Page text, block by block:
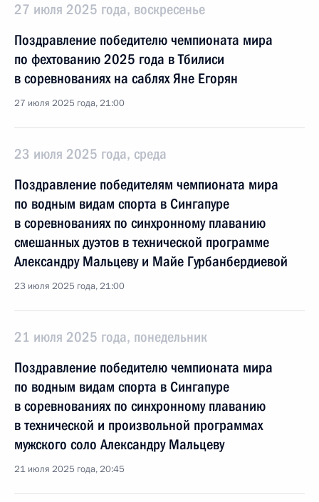
27 июля 2025 года, воскресенье
Поздравление победителю чемпионата мира
по фехтованию 2025 года в Тбилиси
в соревнованиях на саблях Яне Егорян
27 июля 2025 года, 21:00
23 июля 2025 года, среда
Поздравление победителям чемпионата мира
по водным видам спорта в Сингапуре
в соревнованиях по синхронному плаванию
смешанных дуэтов в технической программе
Александру Мальцеву и Майе Гурбанбердиевой
23 июля 2025 года, 21:00
21 июля 2025 года, понедельник
Поздравление победителю чемпионата мира
по водным видам спорта в Сингапуре
в соревнованиях по синхронному плаванию
в технической и произвольной программах
мужского соло Александру Мальцеву
21 июля 2025 года, 20:45